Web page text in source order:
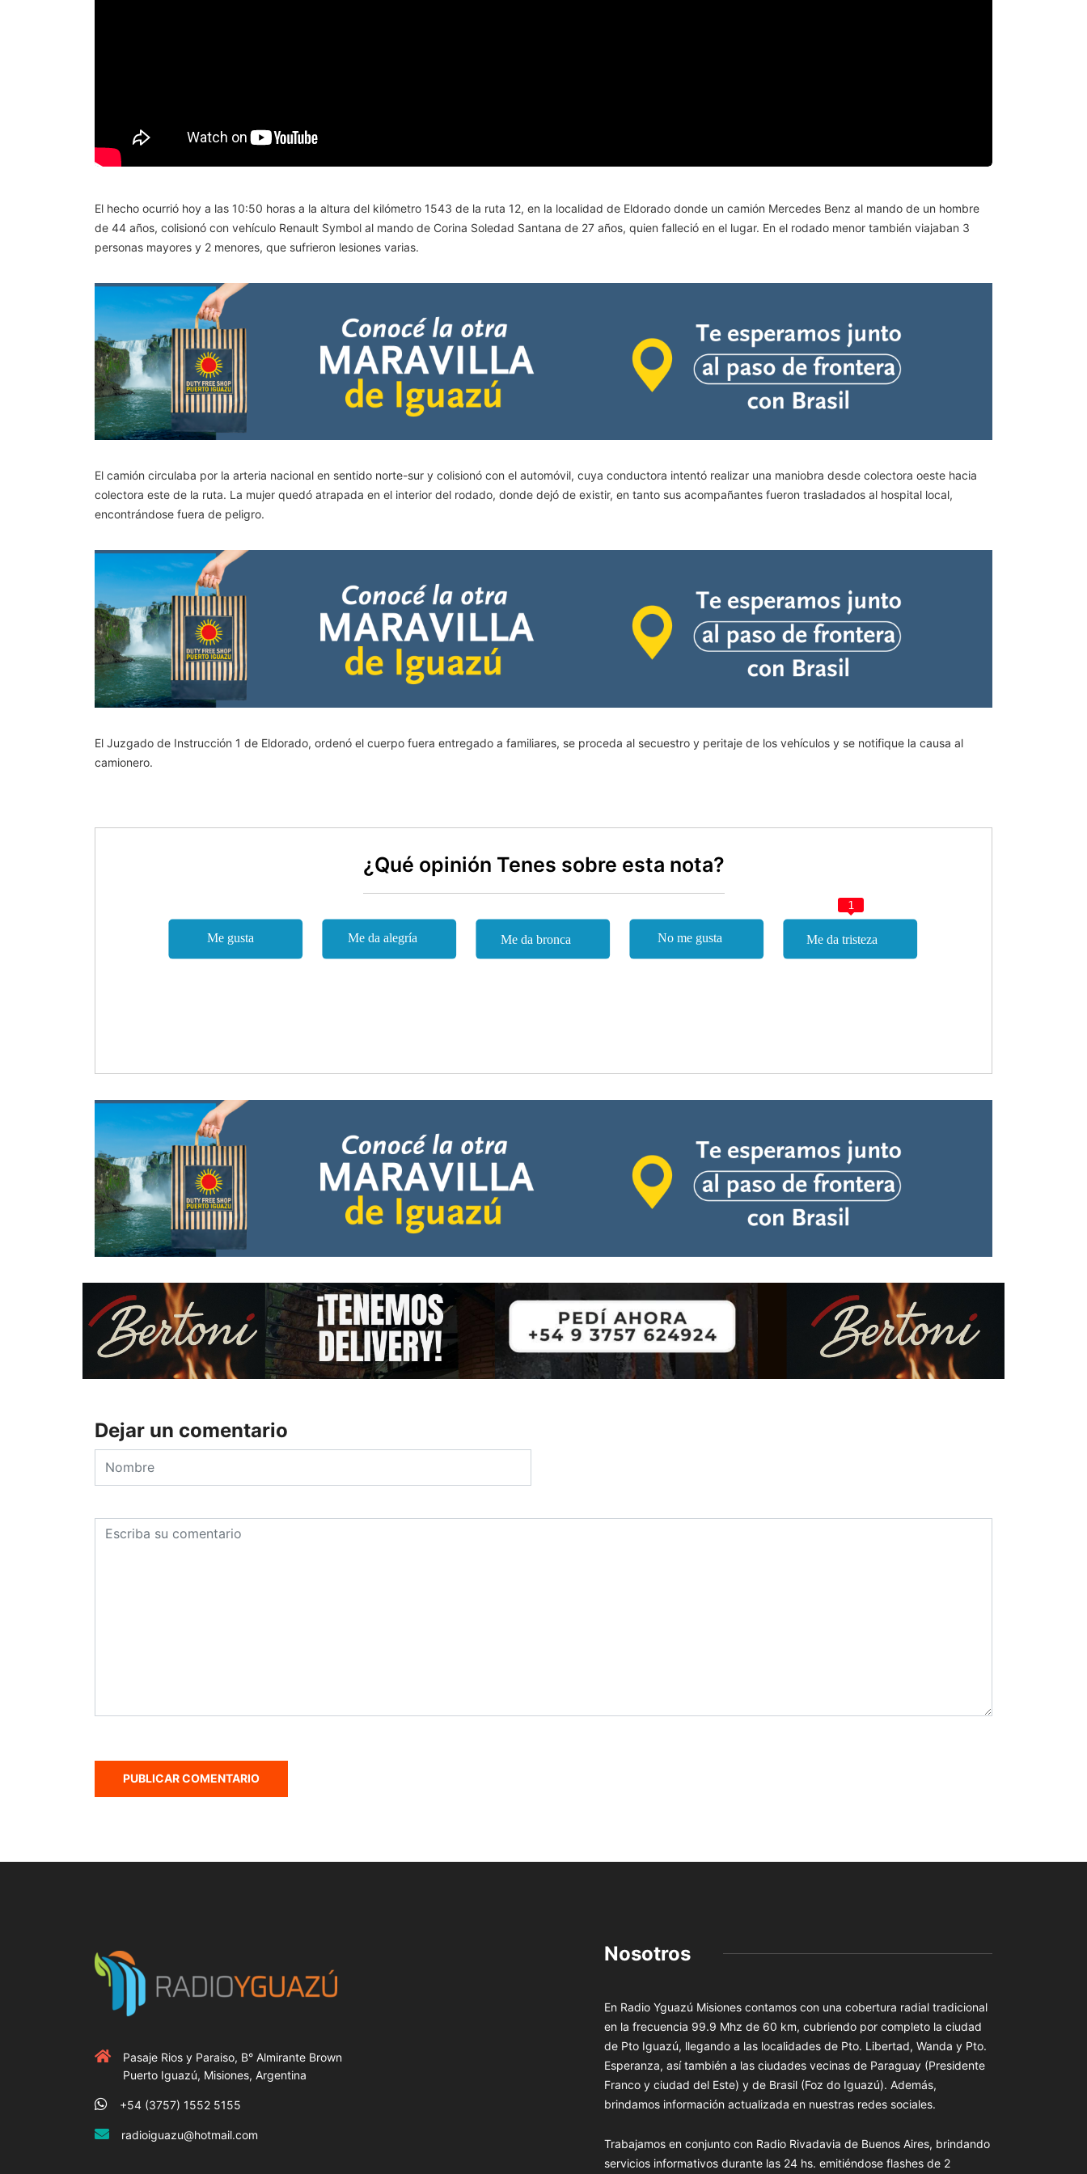
El hecho ocurrió hoy a las 10:50 horas a la altura del kilómetro 1543 de la ruta 12, en la localidad de Eldorado donde un camión Mercedes Benz al mando de un hombre
de 44 años, colisionó con vehículo Renault Symbol al mando de Corina Soledad Santana de 27 años, quien falleció en el lugar. En el rodado menor también viajaban 3
personas mayores y 2 menores, que sufrieron lesiones varias.
El camión circulaba por la arteria nacional en sentido norte-sur y colisionó con el automóvil, cuya conductora intentó realizar una maniobra desde colectora oeste hacia
colectora este de la ruta. La mujer quedó atrapada en el interior del rodado, donde dejó de existir, en tanto sus acompañantes fueron trasladados al hospital local,
encontrándose fuera de peligro.
El Juzgado de Instrucción 1 de Eldorado, ordenó el cuerpo fuera entregado a familiares, se proceda al secuestro y peritaje de los vehículos y se notifique la causa al
camionero.
¿Qué opinión Tenes sobre esta nota?
1
Dejar un comentario
Pasaje Rios y Paraiso, B° Almirante Brown
Puerto Iguazú, Misiones, Argentina
+54 (3757) 1552 5155
radioiguazu@hotmail.com
Nosotros
En Radio Yguazú Misiones contamos con una cobertura radial tradicional
en la frecuencia 99.9 Mhz de 60 km, cubriendo por completo la ciudad
de Pto Iguazú, llegando a las localidades de Pto. Libertad, Wanda y Pto.
Esperanza, así también a las ciudades vecinas de Paraguay (Presidente
Franco y ciudad del Este) y de Brasil (Foz do Iguazú). Además,
brindamos información actualizada en nuestras redes sociales.
Trabajamos en conjunto con Radio Rivadavia de Buenos Aires, brindando
servicios informativos durante las 24 hs. emitiéndose flashes de 2